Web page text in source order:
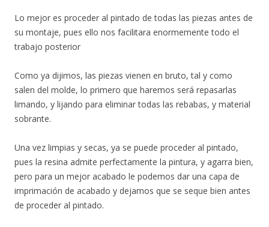
Lo mejor es proceder al pintado de todas las piezas antes de
su montaje, pues ello nos facilitara enormemente todo el
trabajo posterior
Como ya dijimos, las piezas vienen en bruto, tal y como
salen del molde, lo primero que haremos será repasarlas
limando, y lijando para eliminar todas las rebabas, y material
sobrante.
Una vez limpias y secas, ya se puede proceder al pintado,
pues la resina admite perfectamente la pintura, y agarra bien,
pero para un mejor acabado le podemos dar una capa de
imprimación de acabado y dejamos que se seque bien antes
de proceder al pintado.